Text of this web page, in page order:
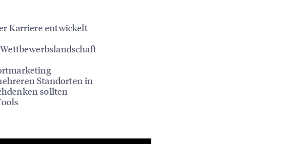
Karriere entwickelt
Standorten in
sollten